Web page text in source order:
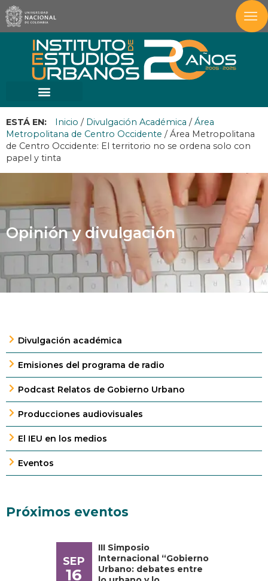
ESTÁ EN: Inicio / Divulgación Académica /Área
Metropolitana de Centro Occidente /Área Metropolitana
de Centro Occidente: El territorio no se ordena solo con
papel y tinta
Opinión y divulgación
Divulgación académica
Emisiones del programa de radio
Podcast Relatos de Gobierno Urbano
Producciones audiovisuales
El IEU en los medios
Eventos
Próximos eventos
SEP
16
III Simposio
Internacional “Gobierno
Urbano: debates entre